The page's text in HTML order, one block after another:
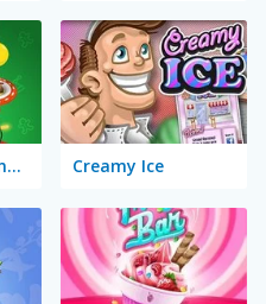
Cooking with Emma: Baked Apples Vegan Creamy Ice